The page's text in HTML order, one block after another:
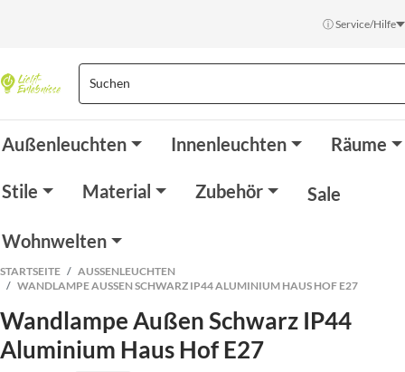
ⓘ Service/Hilfe
Außenleuchten Innenleuchten Räume
Stile Material Zubehör Sale
Wohnwelten
STARTSEITE
AUSSENLEUCHTEN
WANDLAMPE AUSSEN SCHWARZ IP44 ALUMINIUM HAUS HOF E27
Wandlampe Außen Schwarz IP44
Aluminium Haus Hof E27